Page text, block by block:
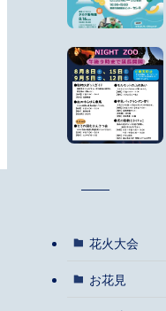
花火大会
お花見